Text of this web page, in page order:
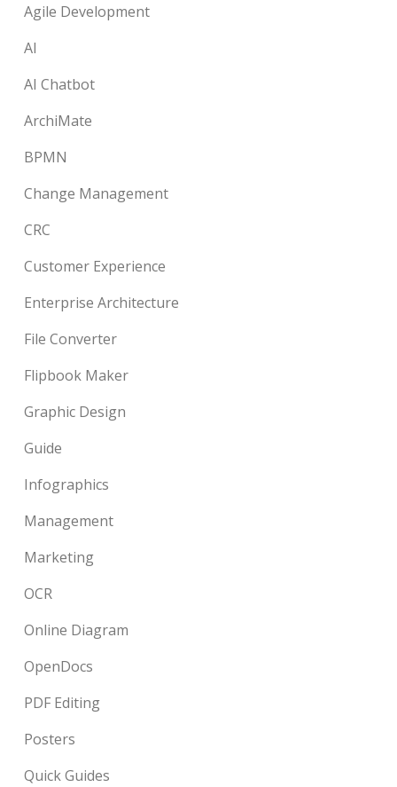
Agile Development
AI
AI Chatbot
ArchiMate
BPMN
Change Management
CRC
Customer Experience
Enterprise Architecture
File Converter
Flipbook Maker
Graphic Design
Guide
Infographics
Management
Marketing
OCR
Online Diagram
OpenDocs
PDF Editing
Posters
Quick Guides